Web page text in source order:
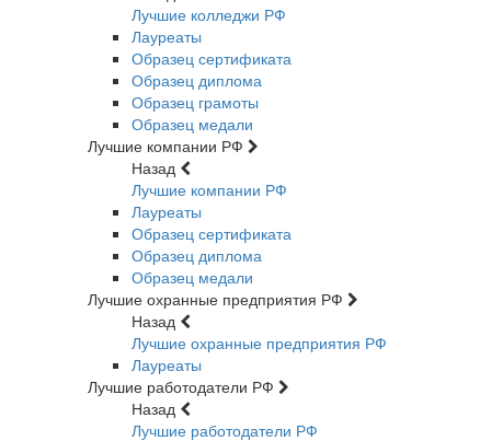
Лучшие колледжи РФ
Лауреаты
Образец сертификата
Образец диплома
Образец грамоты
Образец медали
Лучшие компании РФ
Назад
Лучшие компании РФ
Лауреаты
Образец сертификата
Образец диплома
Образец медали
Лучшие охранные предприятия РФ
Назад
Лучшие охранные предприятия РФ
Лауреаты
Лучшие работодатели РФ
Назад
Лучшие работодатели РФ